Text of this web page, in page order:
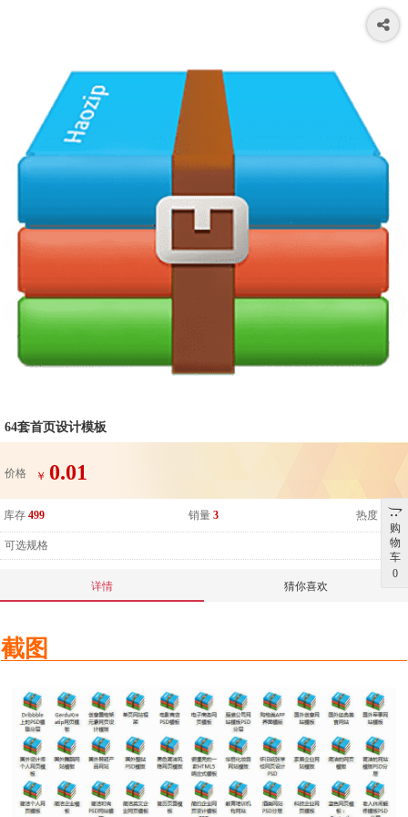
64套首页设计模板
价格 ￥ 0.01
库存 499 销量 3 热度 2818
可选规格
详情 猜你喜欢
截图
购
物
车
0